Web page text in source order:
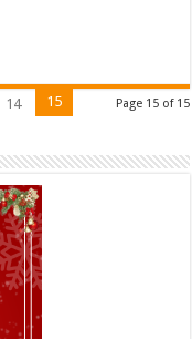
Page 15 of 15
14 15